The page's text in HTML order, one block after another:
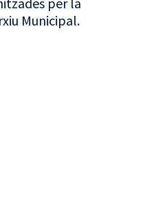
Municipal.